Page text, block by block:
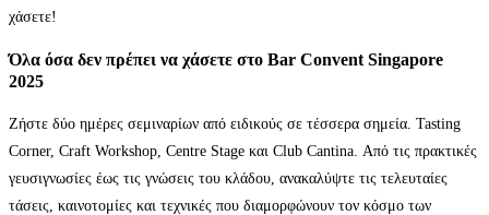
χάσετε!
Όλα όσα δεν πρέπει να χάσετε στο Bar Convent Singapore
2025
Ζήστε δύο ημέρες σεμιναρίων από ειδικούς σε τέσσερα σημεία. Tasting
Corner, Craft Workshop, Centre Stage και Club Cantina. Από τις πρακτικές
γευσιγνωσίες έως τις γνώσεις του κλάδου, ανακαλύψτε τις τελευταίες
τάσεις, καινοτομίες και τεχνικές που διαμορφώνουν τον κόσμο των